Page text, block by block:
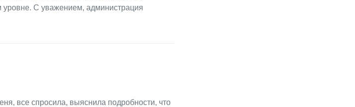
С уважением, администрация
все спросила, выяснила подробности, что